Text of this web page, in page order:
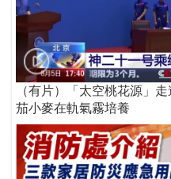
（有片）「太空桃花源」
茄小麥在軌氣霧培養